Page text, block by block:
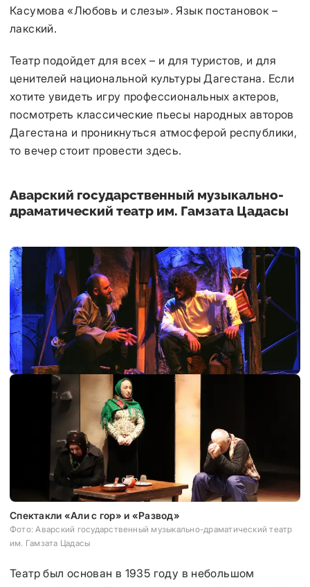
Касумова «Любовь и слезы». Язык постановок –
лакский.
Театр подойдет для всех – и для туристов, и для
ценителей национальной культуры Дагестана. Если
хотите увидеть игру профессиональных актеров,
посмотреть классические пьесы народных авторов
Дагестана и проникнуться атмосферой республики,
то вечер стоит провести здесь.
Аварский государственный музыкально-
драматический театр им. Гамзата Цадасы
Спектакли «Али с гор» и «Развод»
Фото: Аварский государственный музыкально-драматический театр
им. Гамзата Цадасы
Театр был основан в 1935 году в небольшом